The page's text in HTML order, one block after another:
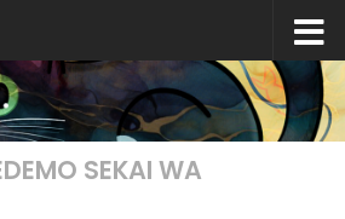
SEKAI WA